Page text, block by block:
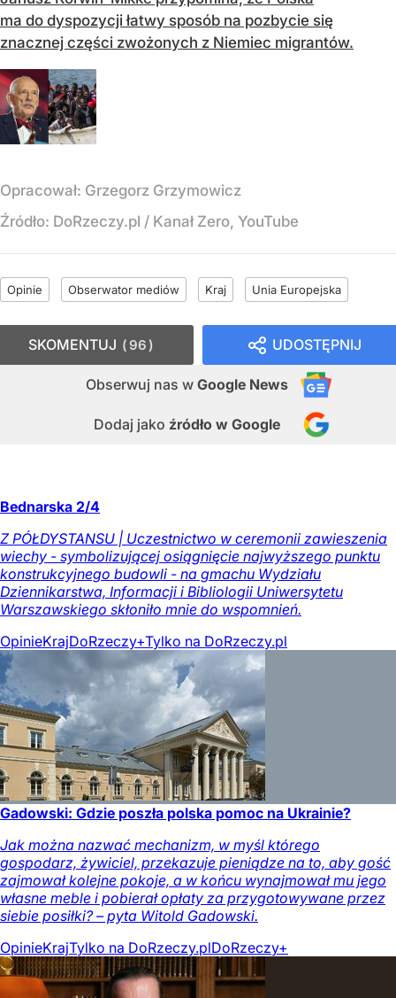
ma do dyspozycji łatwy sposób na pozbycie się
znacznej części zwożonych z Niemiec migrantów.
Opracował: Grzegorz Grzymowicz
Źródło: DoRzeczy.pl / Kanał Zero, YouTube
Opinie Obserwator mediów Kraj Unia Europejska
UDOSTĘPNIJ
Obserwuj nas w Google News
Dodaj jako źródło w Google
SKOMENTUJ 96
Bednarska 2/4
Z PÓŁDYSTANSU | Uczestnictwo w ceremonii zawieszenia
wiechy - symbolizującej osiągnięcie najwyższego punktu
konstrukcyjnego budowli - na gmachu Wydziału
Dziennikarstwa, Informacji i Bibliologii Uniwersytetu
Warszawskiego skłoniło mnie do wspomnień.
OpinieKrajDoRzeczy+Tylko na DoRzeczy.pl
Gadowski: Gdzie poszła polska pomoc na Ukrainie?
Jak można nazwać mechanizm, w myśl którego
gospodarz, żywiciel, przekazuje pieniądze na to, aby gość
zajmował kolejne pokoje, a w końcu wynajmował mu jego
własne meble i pobierał opłaty za przygotowywane przez
siebie posiłki? – pyta Witold Gadowski.
OpinieKrajTylko na DoRzeczy.plDoRzeczy+